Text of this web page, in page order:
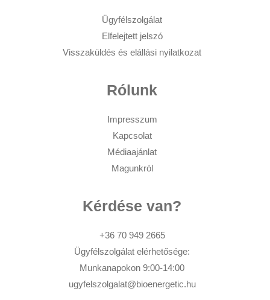
Ügyfélszolgálat
Elfelejtett jelszó
Visszaküldés és elállási nyilatkozat
Rólunk
Impresszum
Kapcsolat
Médiaajánlat
Magunkról
Kérdése van?
+36 70 949 2665
Ügyfélszolgálat elérhetősége:
Munkanapokon 9:00-14:00
ugyfelszolgalat@bioenergetic.hu